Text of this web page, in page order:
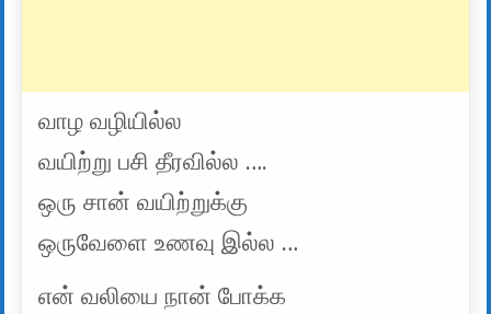
வாழ வழியில்ல
வயிற்று பசி தீரவில்ல ….
ஒரு சான் வயிற்றுக்கு
ஒருவேளை உணவு இல்ல …
என் வலியை நான் போக்க